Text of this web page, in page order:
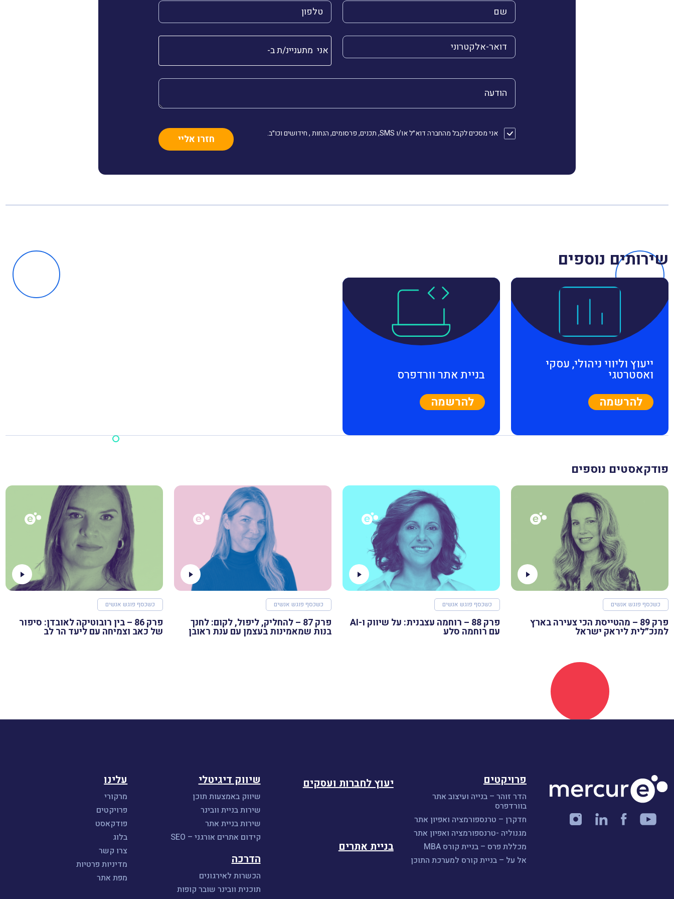
השם שלך (חובה) הטלפון שלך (חובה)
הדואר האלקטרוני שלך (חובה)
הודעה
אני מסכים לקבל מהחברה דוא״ל או/ו SMS, תכנים, פרסומים, הנחות , חידושים וכו״ב.
שירותים נוספים
ייעוץ וליווי ניהולי, עסקי
ואסטרטגי
להרשמה
בניית אתר וורדפרס
להרשמה
פודקאסטים נוספים
כשכסף פוגש אנשים
פרק 89 – מהטייסת הכי צעירה בארץ
למנכ״לית ליראק ישראל
כשכסף פוגש אנשים
פרק 88 – רוחמה עצבנית: על שיווק ו-AI
עם רוחמה סלע
כשכסף פוגש אנשים
פרק 87 – להחליק, ליפול, לקום: לחנך
בנות שמאמינות בעצמן עם ענת ראובן
כשכסף פוגש אנשים
פרק 86 – בין רובוטיקה לאובדן: סיפור
של כאב וצמיחה עם ליעד הר לב
פרויקטים
הדר זוהר – בנייה ועיצוב אתר
בוורדפרס
חדקרן – טרנספורמציה ואפיון אתר
מגנוליה -טרנספורמציה ואפיון אתר
מכללת פרס – בניית קורס MBA
אל על – בניית קורס למערכת התוכן
יעוץ לחברות ועסקים
בניית אתרים
שיווק דיגיטלי
שיווק באמצעות תוכן
שירות בניית וובינר
שירות בניית אתר
קידום אתרים אורגני – SEO
הדרכה
הכשרות לאירגונים
תוכנית וובינר שובר קופות
עלינו
מרקורי
פרויקטים
פודקאסט
בלוג
צרו קשר
מדיניות פרטיות
מפת אתר